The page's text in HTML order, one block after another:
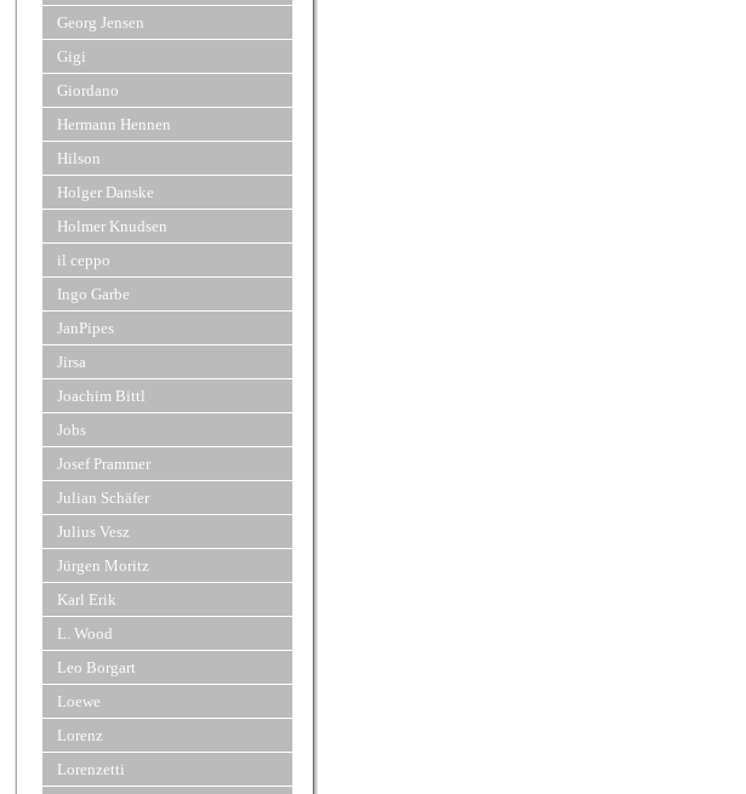
Georg Jensen
Gigi
Giordano
Hermann Hennen
Hilson
Holger Danske
Holmer Knudsen
il ceppo
Ingo Garbe
JanPipes
Jirsa
Joachim Bittl
Jobs
Josef Prammer
Julian Schäfer
Julius Vesz
Jürgen Moritz
Karl Erik
L. Wood
Leo Borgart
Loewe
Lorenz
Lorenzetti